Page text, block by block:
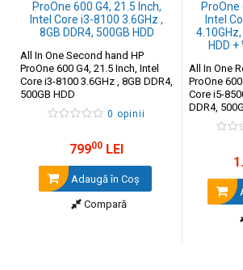
All In One Second hand HP
ProOne 600 G4, 21.5 Inch, Intel
Core i3-8100 3.6GHz , 8GB DDR4,
500GB HDD
0 opinii
79900 LEI
Adaugă în Coş
Compară
All In One
ProOne
Core i5-
DDR4,